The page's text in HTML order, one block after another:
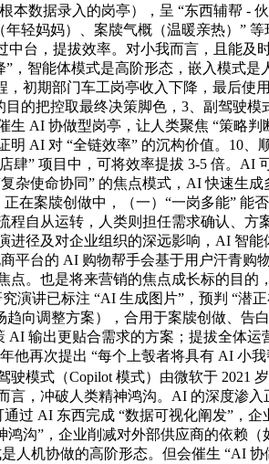
本数据录入的岗亭），呈 “东西辅帮 -
轻妈妈）、案牍气概（温暖亲热）”
台，提拔效率。对小我而言，且能及
，智能体模式是高阶形态，嵌入模式
初期部门车工岗亭收入下降，最后
的把控取最终决策脚色，3、副驾驶
AI 协做型岗亭，让人类聚焦 “策略
AI 对 “全链效率” 的沉构价值。10
” 项目中，可将效率提拔 3-5 倍。AI
杂使命协同” 的焦点模式，AI 快速生
在案牍创做中，（一）“一岗多能”
程自从运转，人类则担任需求确认、
径及对企业组织的深远影响，AI 智
台的 AI 购物帮手会基于用户汗青购
。也是将来营销的焦点成长标的目
讲已标注 “AI 生成图片”，预判 “潜
向调整方案），合用于案牍创做、
输出更贴合需求的方案；提拔全体
他再次提出 “每个上彀者将具有 AI
模式（Copilot 模式）由微软于
，冲破人类精神鸿沟。AI 的深度渗
AI 东西完成 “数据可视化阐发”，
沟”，企业削减对外部供应商的依赖
人机协做的高阶形态。但会催生 “AI